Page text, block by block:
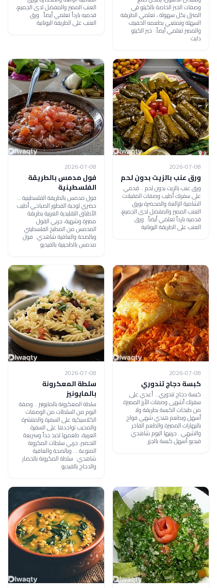
وصفات الخبز الخاصة بالكيتو في
المنزل بكل سهولة ، تعلمي الطريقة
السهلة وتمتعي بطعمه الخفيف
والمميز تعلمي أيضاً: خبز الكيتو
دايت
العنب المميز والمفضل لدى الجميع،
قدميه بارداً تعلمي أيضاً: ورق
العنب على الطريقة اليونانية
2026-07-08
ورق عنب بالزيت بدون لحم
ورق عنب بالزيت بدون لحم .. قدمي
على سفرتك أطيب وصفات المقبلات
الشامية الرائعة والمحضرة بورق
العنب المميز والمفضل لدى الجميع،
قدميه بارداً تعلمي أيضاً: ورق
العنب على الطريقة اليونانية
2026-07-08
فول مدمس بالطريقة
الفلسطينية
فول مدمس بالطريقة الفلسطينية ...
حضري لوجبة الفطور الصباحي أطيب
الأطباق التقليدية العربية بطريقة
مميزة وشهية، جربي الفول
المدمس من المطبخ الفلسطيني
وبالصحة والعافية شاهدي: فول
مدمس بالطحينية بالفيديو
2026-07-08
كبسة دجاج تندوري
كبسة دجاج تندوري .. أعدي على
سفرتك أشهى وصفات الأرز المميزة
من طبخات الكبسة بطريقة ولا
أسهل وبطعم هندي شهي فواح
بالبهارات المميزة والطعم الفاخر
والشهي.. جربيها اليوم شاهدي:
فيديو أسهل كبسة بالجزر
2026-07-08
سلطة المعكرونة
بالمايونيز
سلطة المعكرونة بالمايونيز .. وصفة
اليوم من السلطات من الوصفات
الكلاسيكية على السفرة والمنتشرة
والمحبب تواجدها على السفرة
العربية، طعمها لذيذ جداً وسريعة
التحضير، جربي سلطات المكرونة
المنوعة ... وبالصحة والعافية
شاهدي: سلطة المكرونة بالخضار
والدجاج بالفيديو